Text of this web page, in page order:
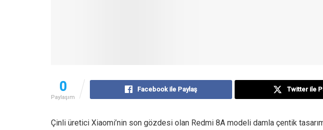
0
Paylaşım
Facebook ile Paylaş Twitter ile
Çinli üretici Xiaomi’nin son gözdesi olan Redmi 8A modeli damla çentik